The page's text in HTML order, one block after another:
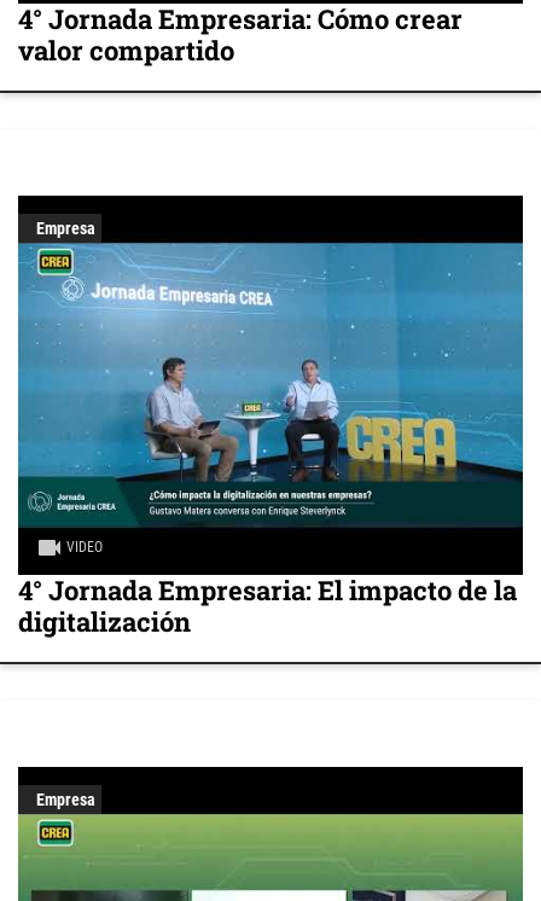
4° Jornada Empresaria: Cómo crear
valor compartido
VIDEO
Empresa
4° Jornada Empresaria: El impacto de la
digitalización
Empresa